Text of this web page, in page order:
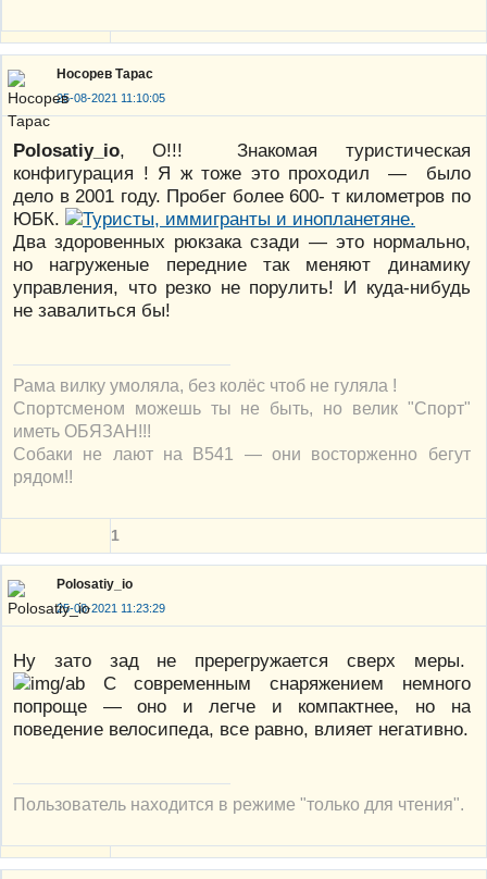
Носорев Тарас
25-08-2021 11:10:05
Polosatiy_io, О!!! Знакомая туристическая
конфигурация ! Я ж тоже это проходил — было
дело в 2001 году. Пробег более 600- т километров по
ЮБК.
Два здоровенных рюкзака сзади — это нормально,
но нагруженые передние так меняют динамику
управления, что резко не порулить! И куда-нибудь
не завалиться бы!
Рама вилку умоляла, без колёс чтоб не гуляла !
Спортсменом можешь ты не быть, но велик "Спорт"
иметь ОБЯЗАН!!!
Собаки не лают на В541 — они восторженно бегут
рядом!!
1
Polosatiy_io
25-08-2021 11:23:29
Ну зато зад не пререгружается сверх меры.
С современным снаряжением немного
попроще — оно и легче и компактнее, но на
поведение велосипеда, все равно, влияет негативно.
Пользователь находится в режиме "только для чтения".